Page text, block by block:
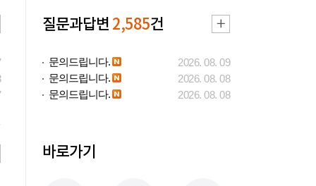
질문과답변 2,585건
문의드립니다.
2026. 08. 09
문의드립니다.
2026. 08. 08
문의드립니다.
2026. 08. 08
바로가기